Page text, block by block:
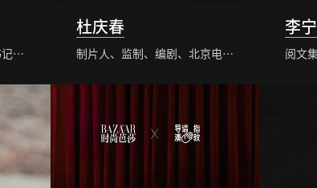
中国电影家协会分党组副书记、秘书长
杜庆春
制片人、监制、编剧、北京电影学院文学系副教授
李宁